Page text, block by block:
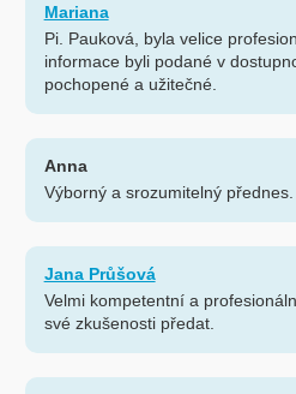
Mariana
Pi. Pauková, byla velice
informace byli podané v
pochopené a užitečné.
Anna
Výborný a srozumitelný přednes.
Jana Průšová
Velmi kompetentní a
své zkušenosti předat.